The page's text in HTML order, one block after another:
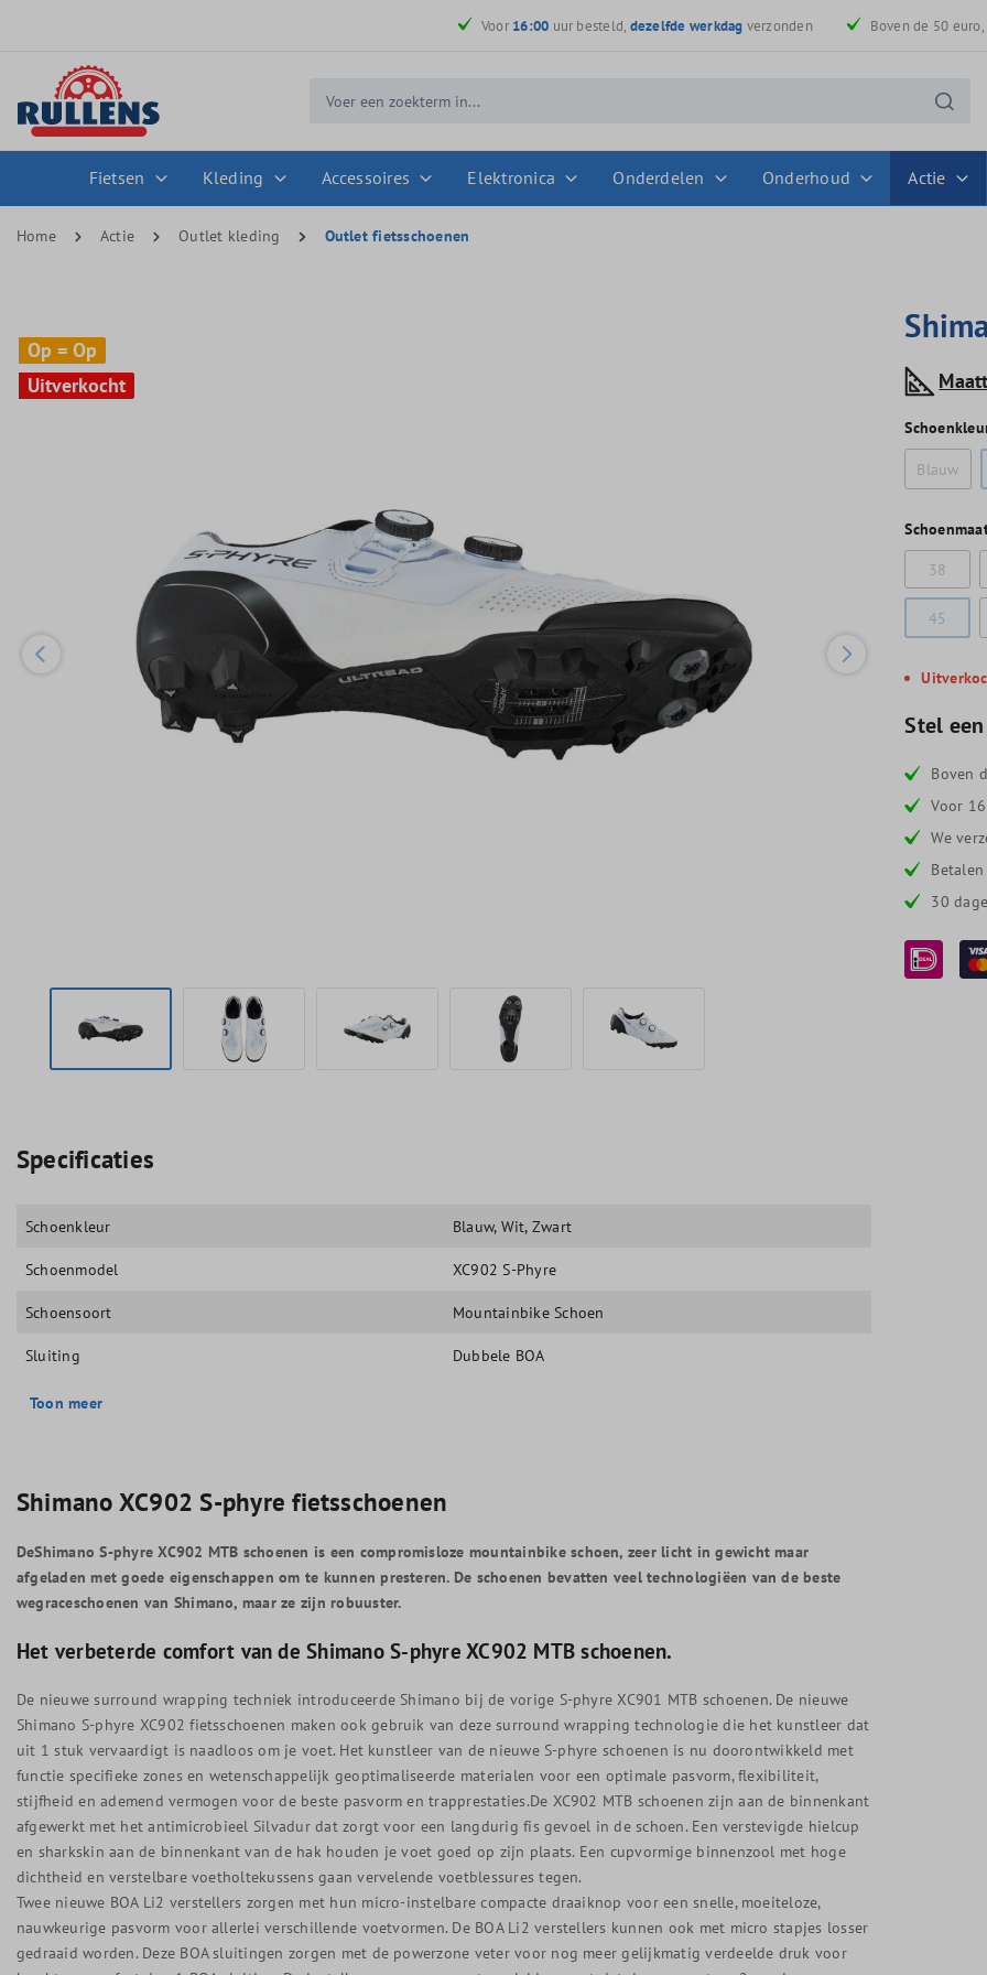
Voor 16:00 uur besteld, dezelfde werkdag verzonden Boven de 50 euro,
Fietsen Kleding Accessoires Elektronica Onderdelen Onderhoud Actie
Home Actie Outlet kleding Outlet fietsschoenen
Op = Op
Uitverkocht
Op = Op
Uitverkocht
Blauw
38
45
Stel
Boven
Voor
We
30
Specificaties
Schoenkleur Blauw, Wit, Zwart
Schoenmodel XC902 S-Phyre
Schoensoort Mountainbike Schoen
Sluiting Dubbele BOA
Toon meer
Shimano XC902 S-phyre fietsschoenen
DeShimano S-phyre XC902 MTB schoenen is een compromisloze mountainbike schoen, zeer licht in gewicht maar
afgeladen met goede eigenschappen om te kunnen presteren. De schoenen bevatten veel technologiëen van de beste
wegraceschoenen van Shimano, maar ze zijn robuuster.
Het verbeterde comfort van de Shimano S-phyre XC902 MTB schoenen.
De nieuwe surround wrapping techniek introduceerde Shimano bij de vorige S-phyre XC901 MTB schoenen. De nieuwe
Shimano S-phyre XC902 fietsschoenen maken ook gebruik van deze surround wrapping technologie die het kunstleer dat
uit 1 stuk vervaardigt is naadloos om je voet. Het kunstleer van de nieuwe S-phyre schoenen is nu doorontwikkeld met
functie specifieke zones en wetenschappelijk geoptimaliseerde materialen voor een optimale pasvorm, flexibiliteit,
stijfheid en ademend vermogen voor de beste pasvorm en trapprestaties.De XC902 MTB schoenen zijn aan de binnenkant
afgewerkt met het antimicrobieel Silvadur dat zorgt voor een langdurig fis gevoel in de schoen. Een verstevigde hielcup
en sharkskin aan de binnenkant van de hak houden je voet goed op zijn plaats. Een cupvormige binnenzool met hoge
dichtheid en verstelbare voetholtekussens gaan vervelende voetblessures tegen.
Twee nieuwe BOA Li2 verstellers zorgen met hun micro-instelbare compacte draaiknop voor een snelle, moeiteloze,
nauwkeurige pasvorm voor allerlei verschillende voetvormen. De BOA Li2 verstellers kunnen ook met micro stapjes losser
gedraaid worden. Deze BOA sluitingen zorgen met de powerzone veter voor nog meer gelijkmatig verdeelde druk voor